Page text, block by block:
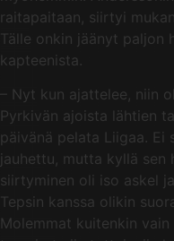
raitapaitaan, siirtyi
Tälle onkin jäänyt paljon
kapteenista.
– Nyt kun ajattelee, niin
Pyrkivän ajoista lähtien
päivänä pelata Liigaa. Ei
jauhettu, mutta kyllä sen
siirtyminen oli iso askel
Tepsin kanssa olikin
Molemmat kuitenkin